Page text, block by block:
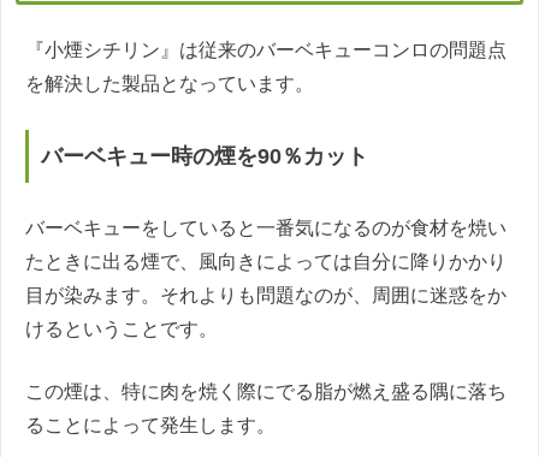
『小煙シチリン』は従来のバーベキューコンロの問題点
を解決した製品となっています。
バーベキュー時の煙を90％カット
バーベキューをしていると一番気になるのが食材を焼い
たときに出る煙で、風向きによっては自分に降りかかり
目が染みます。それよりも問題なのが、周囲に迷惑をか
けるということです。
この煙は、特に肉を焼く際にでる脂が燃え盛る隅に落ち
ることによって発生します。